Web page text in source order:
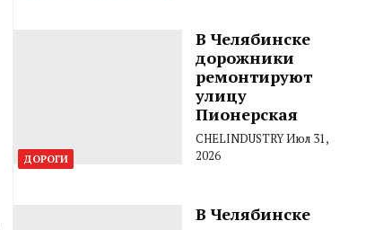
ДОРОГИ
В Челябинске
дорожники
ремонтируют
улицу
Пионерская
CHELINDUSTRYИюл 31,
2026
В Челябинске